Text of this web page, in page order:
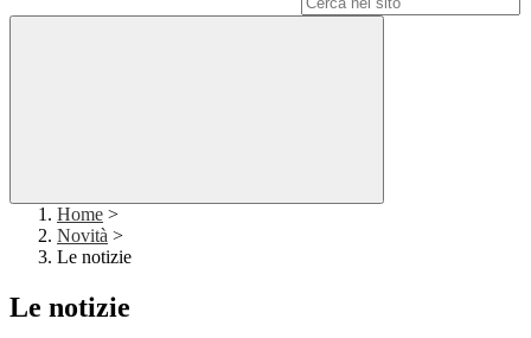
Home >
Novità >
Le notizie
Le notizie